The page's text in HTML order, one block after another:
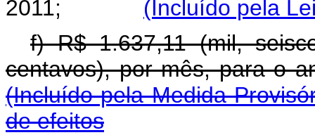
2011; (Incluído pela
f) R$ 1.637,11 (mil,
centavos), por mês,
(Incluído pela Medida
de efeitos